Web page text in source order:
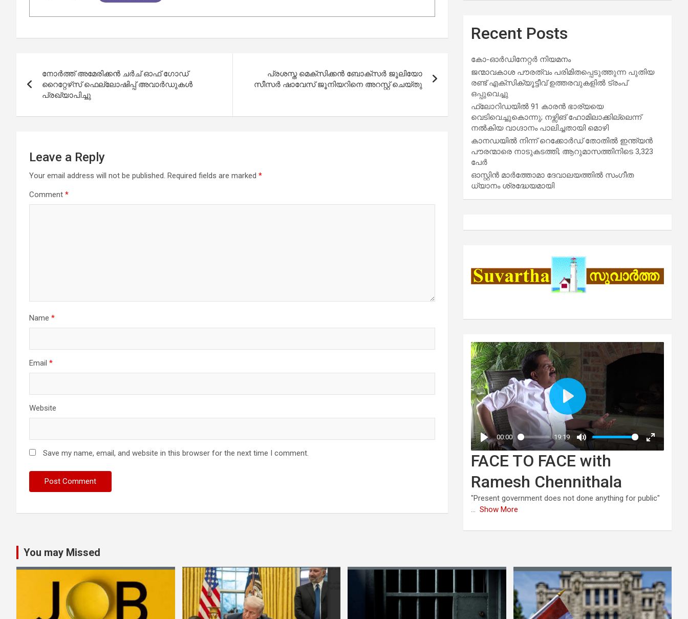
navigation
നോർത്ത് അമേരിക്കൻ ചർച് ഓഫ് ഗോഡ്
റൈറ്റേഴ്‌സ് ഫെല്ലോഷിപ്പ് അവാർഡുകൾ
പ്രഖ്യാപിച്ചു
പ്രശസ്ത മെക്സിക്കൻ ബോക്സർ ജൂലിയോ
സീസർ ഷാവേസ് ജൂനിയറിനെ അറസ്റ്റ് ചെയ്തു
Leave a Reply
Your email address will not be published. Required fields are marked *
Comment *
Name *
Email *
Website
Save my name, email, and website in this browser for the next time I comment.
Recent Posts
കോ-ഓർഡിനേറ്റർ നിയമനം
ജന്മാവകാശ പൗരത്വം പരിമിതപ്പെടുത്തുന്ന പുതിയ
രണ്ട് എക്സിക്യൂട്ടീവ് ഉത്തരവുകളിൽ ട്രംപ്
ഒപ്പുവെച്ചു
ഫ്ലോറിഡയിൽ 91 കാരൻ ഭാര്യയെ
വെടിവെച്ചുകൊന്നു; നഴ്സിങ് ഹോമിലാക്കില്ലെന്ന്
നൽകിയ വാഗ്ദാനം പാലിച്ചതായി മൊഴി
കാനഡയിൽ നിന്ന് റെക്കോർഡ് തോതിൽ ഇന്ത്യൻ
പൗരന്മാരെ നാടുകടത്തി; ആറുമാസത്തിനിടെ 3,323
പേർ
ഓസ്റ്റിൻ മാർത്തോമാ ദേവാലയത്തിൽ സംഗീത
ധ്യാനം ശ്രദ്ധേയമായി
FACE TO FACE with
Ramesh Chennithala
"Present government does not done anything for public"
... Show More
You may Missed